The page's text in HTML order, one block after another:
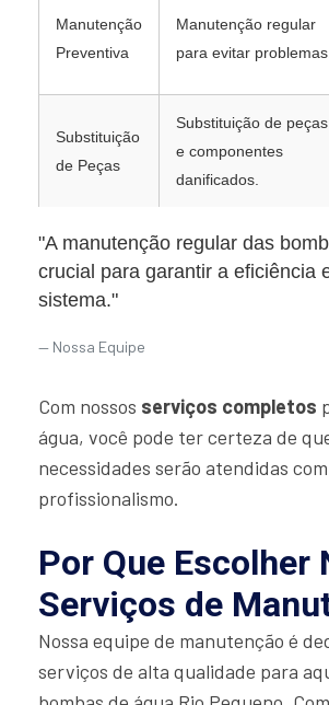
Manutenção
Preventiva
Manutenção regular
para evitar
Substituição
de Peças
Substituição de peças
e componentes
danificados.
"A manutenção regular das
crucial para garantir a eficiência
sistema."
Nossa Equipe
Com nossos serviços completos
água, você pode ter certeza de
necessidades serão atendidas
profissionalismo.
Por Que Escolher
Serviços de
Nossa equipe de manutenção é
serviços de alta qualidade para